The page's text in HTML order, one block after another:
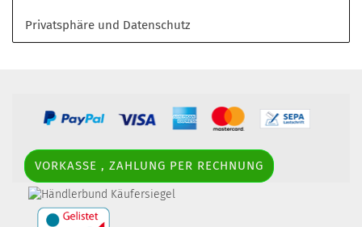
Privatsphäre und Datenschutz
VORKASSE , ZAHLUNG PER RECHNUNG